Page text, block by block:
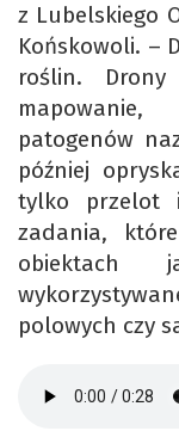
z Lubelskiego
Końskowoli. –
roślin.
mapowanie,
patogenów
później
tylko przelot
zadania,
obiektach
polowych czy